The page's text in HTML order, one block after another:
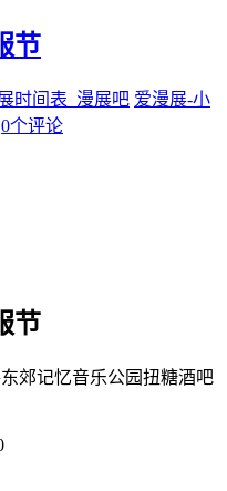
节
时间表_漫展吧 爱漫展-小
0个评论
节
郊记忆音乐公园扭糖酒吧